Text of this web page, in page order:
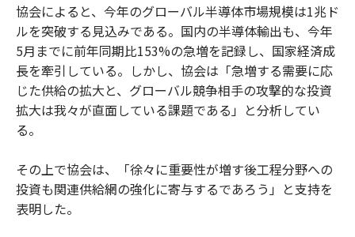
協会によると、今年のグローバル半導体市場規模は1兆ド
ルを突破する見込みである。国内の半導体輸出も、今年
5月までに前年同期比153%の急増を記録し、国家経済成
長を牽引している。しかし、協会は「急増する需要に応
じた供給の拡大と、グローバル競争相手の攻撃的な投資
拡大は我々が直面している課題である」と分析してい
る。
その上で協会は、「徐々に重要性が増す後工程分野への
投資も関連供給網の強化に寄与するであろう」と支持を
表明した。